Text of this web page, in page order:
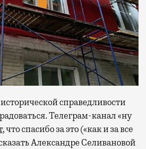
справедливости
Телеграм-канал «ну
, что спасибо за это («как и за все
Александре Селивановой